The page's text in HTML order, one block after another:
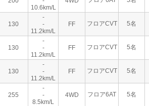
10.6km/L
130
-
-
11.2km/L
FF フロアCVT 5名
130
-
-
11.2km/L
FF フロアCVT 5名
130
-
-
11.2km/L
FF フロアCVT 5名
255
-
-
8.5km/L
4WD フロア6AT 5名